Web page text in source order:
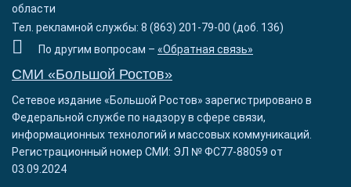
области
Тел. рекламной службы: 8 (863) 201-79-00 (доб. 136)
По другим вопросам – «Обратная связь»
СМИ «Большой Ростов»
Сетевое издание «Большой Ростов» зарегистрировано в
Федеральной службе по надзору в сфере связи,
информационных технологий и массовых коммуникаций.
Регистрационный номер СМИ: ЭЛ № ФС77-88059 от
03.09.2024